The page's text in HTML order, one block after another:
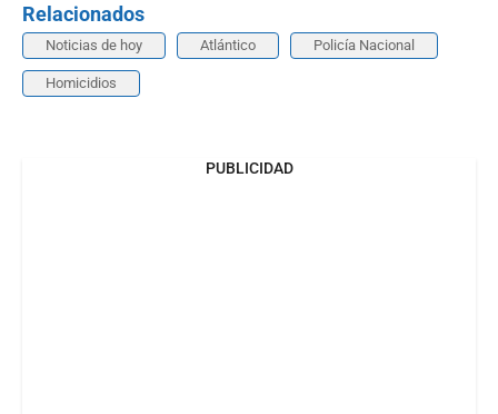
Relacionados
Noticias de hoy Atlántico Policía Nacional
Homicidios
PUBLICIDAD